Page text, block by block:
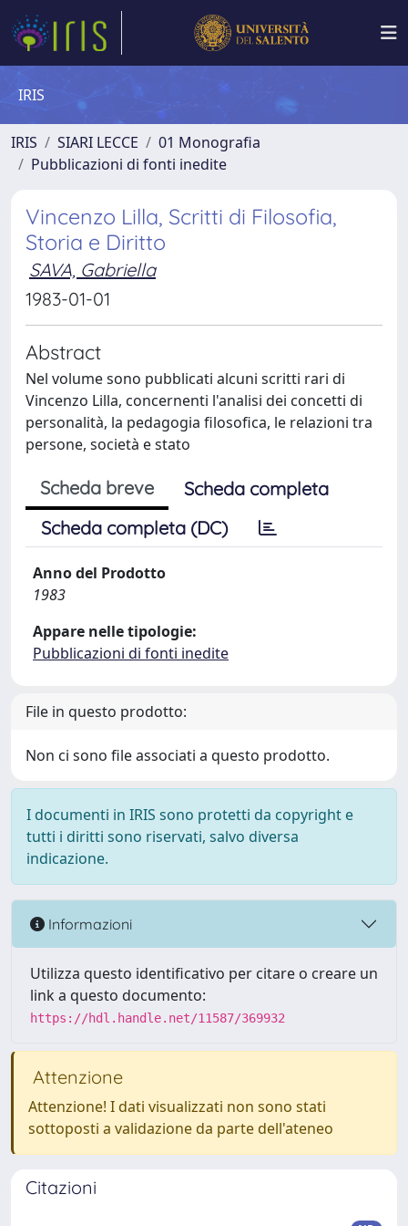
IRIS
IRIS SIARI LECCE
01 Monografia
Pubblicazioni di fonti inedite
Vincenzo Lilla, Scritti di Filosofia,
Storia e Diritto
SAVA, Gabriella
1983-01-01
Abstract
Nel volume sono pubblicati alcuni scritti rari di
Vincenzo Lilla, concernenti l'analisi dei concetti di
personalità, la pedagogia filosofica, le relazioni tra
persone, società e stato
Scheda breve
Scheda completa
Scheda completa (DC)
Anno del Prodotto
1983
Appare nelle tipologie:
Pubblicazioni di fonti inedite
File in questo prodotto:
Non ci sono file associati a questo prodotto.
I documenti in IRIS sono protetti da copyright e
tutti i diritti sono riservati, salvo diversa
indicazione.
Informazioni
Utilizza questo identificativo per citare o creare un
link a questo documento:
https://hdl.handle.net/11587/369932
Attenzione
Attenzione! I dati visualizzati non sono stati
sottoposti a validazione da parte dell'ateneo
Citazioni